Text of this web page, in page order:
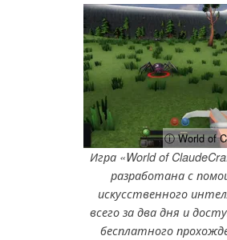
ⓘ World of
Игра «World of
разработана с
искусственного
всего за два дня и
бесплатного